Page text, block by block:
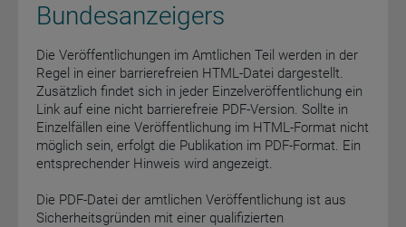
Bundesanzeigers
Die Veröffentlichungen im Amtlichen Teil werden in der
Regel in einer barrierefreien HTML-Datei dargestellt.
Zusätzlich findet sich in jeder Einzelveröffentlichung ein
Link auf eine nicht barrierefreie PDF-Version. Sollte in
Einzelfällen eine Veröffentlichung im HTML-Format nicht
möglich sein, erfolgt die Publikation im PDF-Format. Ein
entsprechender Hinweis wird angezeigt.
Die PDF-Datei der amtlichen Veröffentlichung ist aus
Sicherheitsgründen mit einer qualifizierten